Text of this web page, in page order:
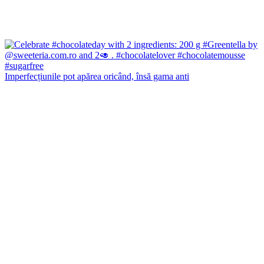
Imperfecțiunile pot apărea oricând, însă gama anti